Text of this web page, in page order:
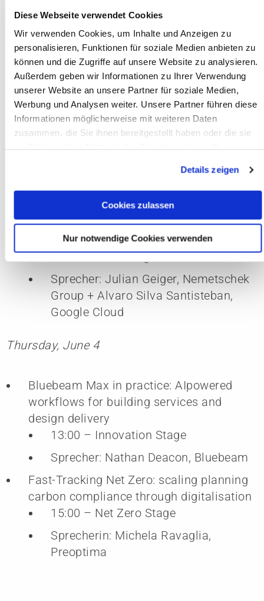
Diese Webseite verwendet Cookies
Wir verwenden Cookies, um Inhalte und Anzeigen zu
personalisieren, Funktionen für soziale Medien anbieten zu
können und die Zugriffe auf unsere Website zu analysieren.
Außerdem geben wir Informationen zu Ihrer Verwendung
unserer Website an unsere Partner für soziale Medien,
Werbung und Analysen weiter. Unsere Partner führen diese
Informationen möglicherweise mit weiteren Daten
zusammen, die Sie ihnen bereitgestellt haben oder die sie
Cookies einzusetzen, welche unter "Details zeigen"
beschrieben werden. Sie können Ihre Einwilligung jederzeit
anpassen oder widerrufen. Damit Sie alle Inhalte wie z.B.
News sehen können, wählen Sie bitte „Cookies zulassen“.
Details zeigen
Cookies zulassen
Nur notwendige Cookies verwenden
Tabea Uhr, Socotech / Bluebeam
Talent, Tech and the Hybrid Workforce:
Solving talent gaps and accelerating
digital transformation in construction
14:45 – Main Stage
Sprecher: James Chambers,
Bluebeam / Nemetschek Group
World Models in Practice: How Google
Cloud and Nemetschek Connect the Built
Environment
16:00 – Main Stage
Sprecher: Julian Geiger, Nemetschek
Group + Alvaro Silva Santisteban,
Google Cloud
Thursday, June 4
Bluebeam Max in practice: AIpowered
workflows for building services and
design delivery
13:00 – Innovation Stage
Sprecher: Nathan Deacon, Bluebeam
Fast-Tracking Net Zero: scaling planning
carbon compliance through digitalisation
15:00 – Net Zero Stage
Sprecherin: Michela Ravaglia,
Preoptima